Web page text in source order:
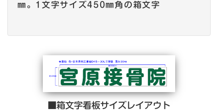
㎜。1文字サイズ450㎜角の箱文字
■箱文字看板サイズレイアウト